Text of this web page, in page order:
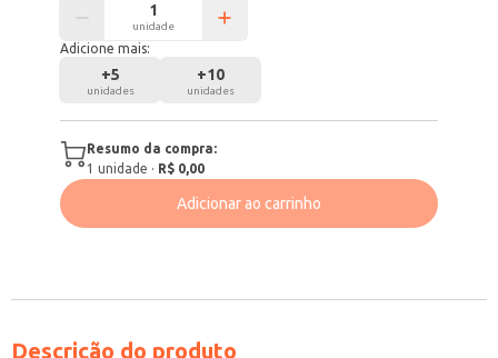
unidade
Adicione mais:
+5
unidades
+10
unidades
Resumo da compra:
1 unidade · R$ 0,00
Adicionar ao carrinho
Descrição do produto